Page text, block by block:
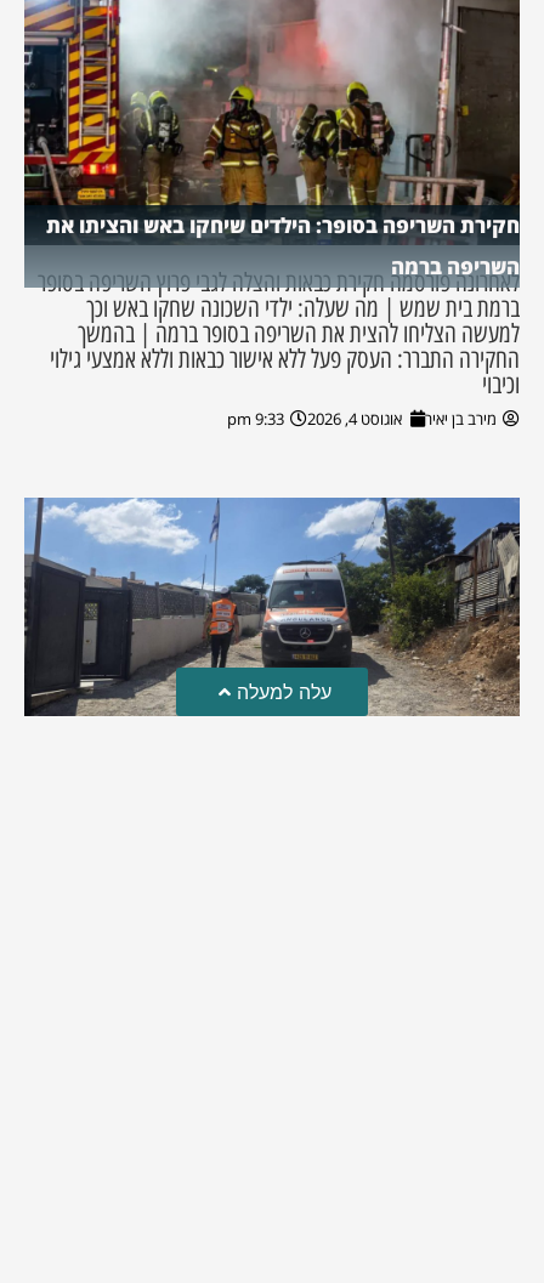
חקירת השריפה בסופר: הילדים שיחקו באש והציתו את
השריפה ברמה
לאחרונה פורסמה חקירת כבאות והצלה לגבי פרוץ השריפה בסופר
ברמת בית שמש | מה שעלה: ילדי השכונה שחקו באש וכך
למעשה הצליחו להצית את השריפה בסופר ברמה | בהמשך
החקירה התברר: העסק פעל ללא אישור כבאות וללא אמצעי גילוי
וכיבוי
מירב בן יאיר אוגוסט 4, 2026 9:33 pm
עלה למעלה